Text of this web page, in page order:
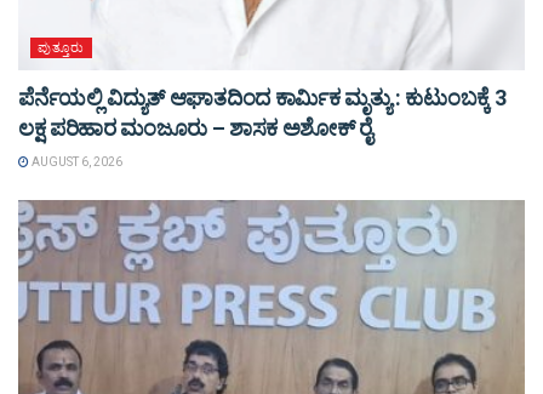
ಪುತ್ತೂರು
ಪೆರ್ನೆಯಲ್ಲಿ ವಿದ್ಯುತ್ ಆಘಾತದಿಂದ ಕಾರ್ಮಿಕ ಮೃತ್ಯು : ಕುಟುಂಬಕ್ಕೆ 3
ಲಕ್ಷ ಪರಿಹಾರ ಮಂಜೂರು – ಶಾಸಕ ಅಶೋಕ್ ರೈ
AUGUST 6, 2026